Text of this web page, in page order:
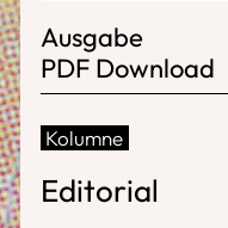
Ausgabe
PDF Download
Kolumne
Editorial